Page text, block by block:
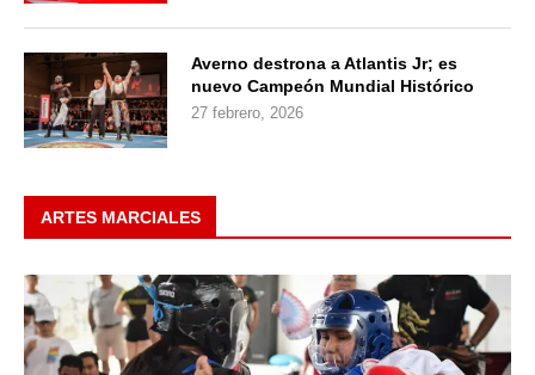
Averno destrona a Atlantis Jr; es
nuevo Campeón Mundial Histórico
27 febrero, 2026
ARTES MARCIALES